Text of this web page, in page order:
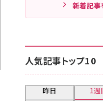
新着記事
人気記事トップ10
昨日 1週